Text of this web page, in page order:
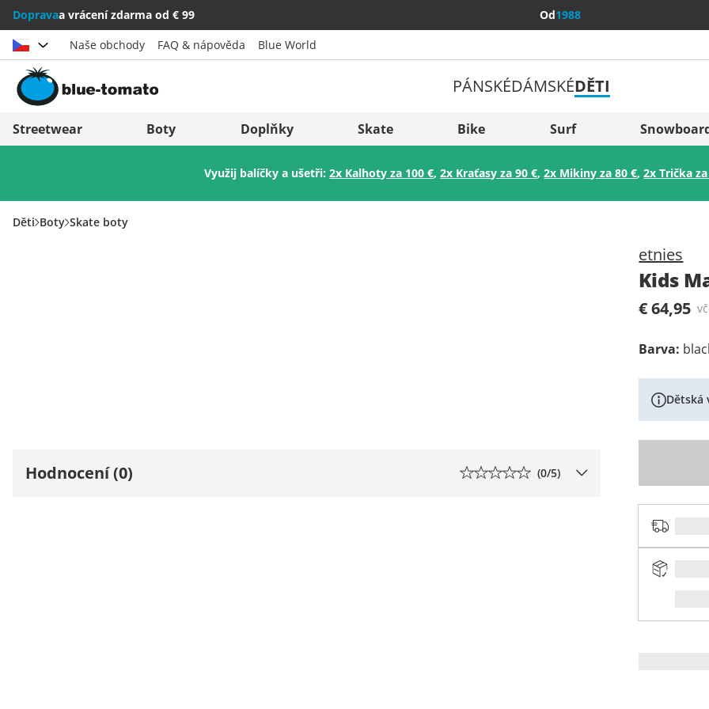
Dopravaa vrácení zdarma od € 99 Od1988
Vybrat zemi
Österreich
Italia (Italiano)
Italien (Deutsch)
Slovenija
België (Nederlands)
Naše obchody FAQ & nápověda Blue World
PÁNSKÉDÁMSKÉDĚTI
Streetwear Boty Doplňky Skate Bike Surf
Využij balíčky a ušetři:2x Kalhoty za 100 €,2x Kraťasy za 90 €,2x Mikiny za 80 €,2x Trička
Děti Boty Skate boty
etnies
Kids
€ 64,95
Barva:
Dětská
Hodnocení (0) (0/5)